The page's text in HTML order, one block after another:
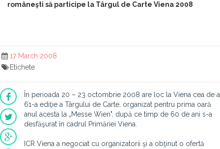
româneşti să participe la Târgul de Carte Viena 2008
17 March 2008
Etichete
În perioada 20 – 23 octombrie 2008 are loc la Viena cea de a
61-a ediţie a Târgului de Carte, organizat pentru prima oară
anul acesta la „Messe Wien", după ce timp de 60 de ani s-a
desfăşurat în cadrul Primăriei Viena.
ICR Viena a negociat cu organizatorii şi a obţinut o ofertă